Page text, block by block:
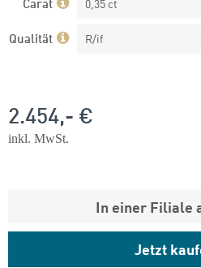
0,35 ct
Qualität R/if
2.454,- €
inkl. MwSt.
In einer Filiale
Jetzt